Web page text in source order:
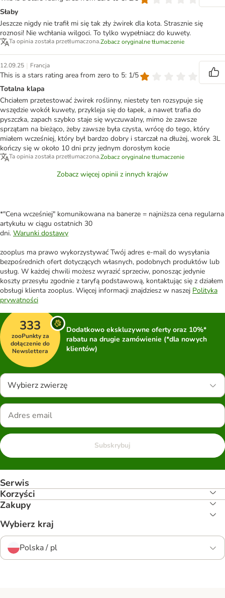
Słaby
Jeszcze nigdy nie trafił mi się tak zły żwirek dla kota. Strasznie się
roznosi! Nie wchłania wilgoci. To tylko wypełniacz do kuwety.
Ta opinia została przetłumaczona.Zobacz oryginalne tłumaczenie
12.09.25 | Francja
This is a stars rating area from zero to 5: 1/5
Totalna klapa
Chciałem przetestować żwirek roślinny, niestety ten rozsypuje się
wszędzie wokół kuwety, przykleja się do łapek, a nawet trafia do
pyszczka, zapach szybko staje się wyczuwalny, mimo że zawsze
sprzątam na bieżąco, żeby zawsze była czysta, wrócę do tego, który
miałem wcześniej, który był bardzo dobry i starczał na dłużej, worek 3L
kończy się w około 10 dni przy jednym dorosłym kocie
Ta opinia została przetłumaczona.Zobacz oryginalne tłumaczenie
Zobacz więcej opinii z innych krajów
*"Cena wcześniej" komunikowana na banerze = najniższa cena regularna
artykułu w ciągu ostatnich 30
dni. Warunki dostawy
zooplus ma prawo wykorzystywać Twój adres e-mail do wysyłania
bezpośrednich ofert dotyczących własnych, podobnych produktów lub
usług. W każdej chwili możesz wyrazić sprzeciw, ponosząc jedynie
koszty przesyłu zgodnie z taryfą podstawową, kontaktując się z działem
obsługi klienta zooplus. Więcej informacji znajdziesz w naszej Polityka
prywatności
333
zooPunkty za
dołączenie do
Newslettera
Dodatkowo ekskluzywne oferty oraz 10%*
rabatu na drugie zamówienie (*dla nowych
klientów)
Wybierz zwierzę
Subskrybuj
Serwis
Korzyści
Zakupy
Wybierz kraj
Polska / pl